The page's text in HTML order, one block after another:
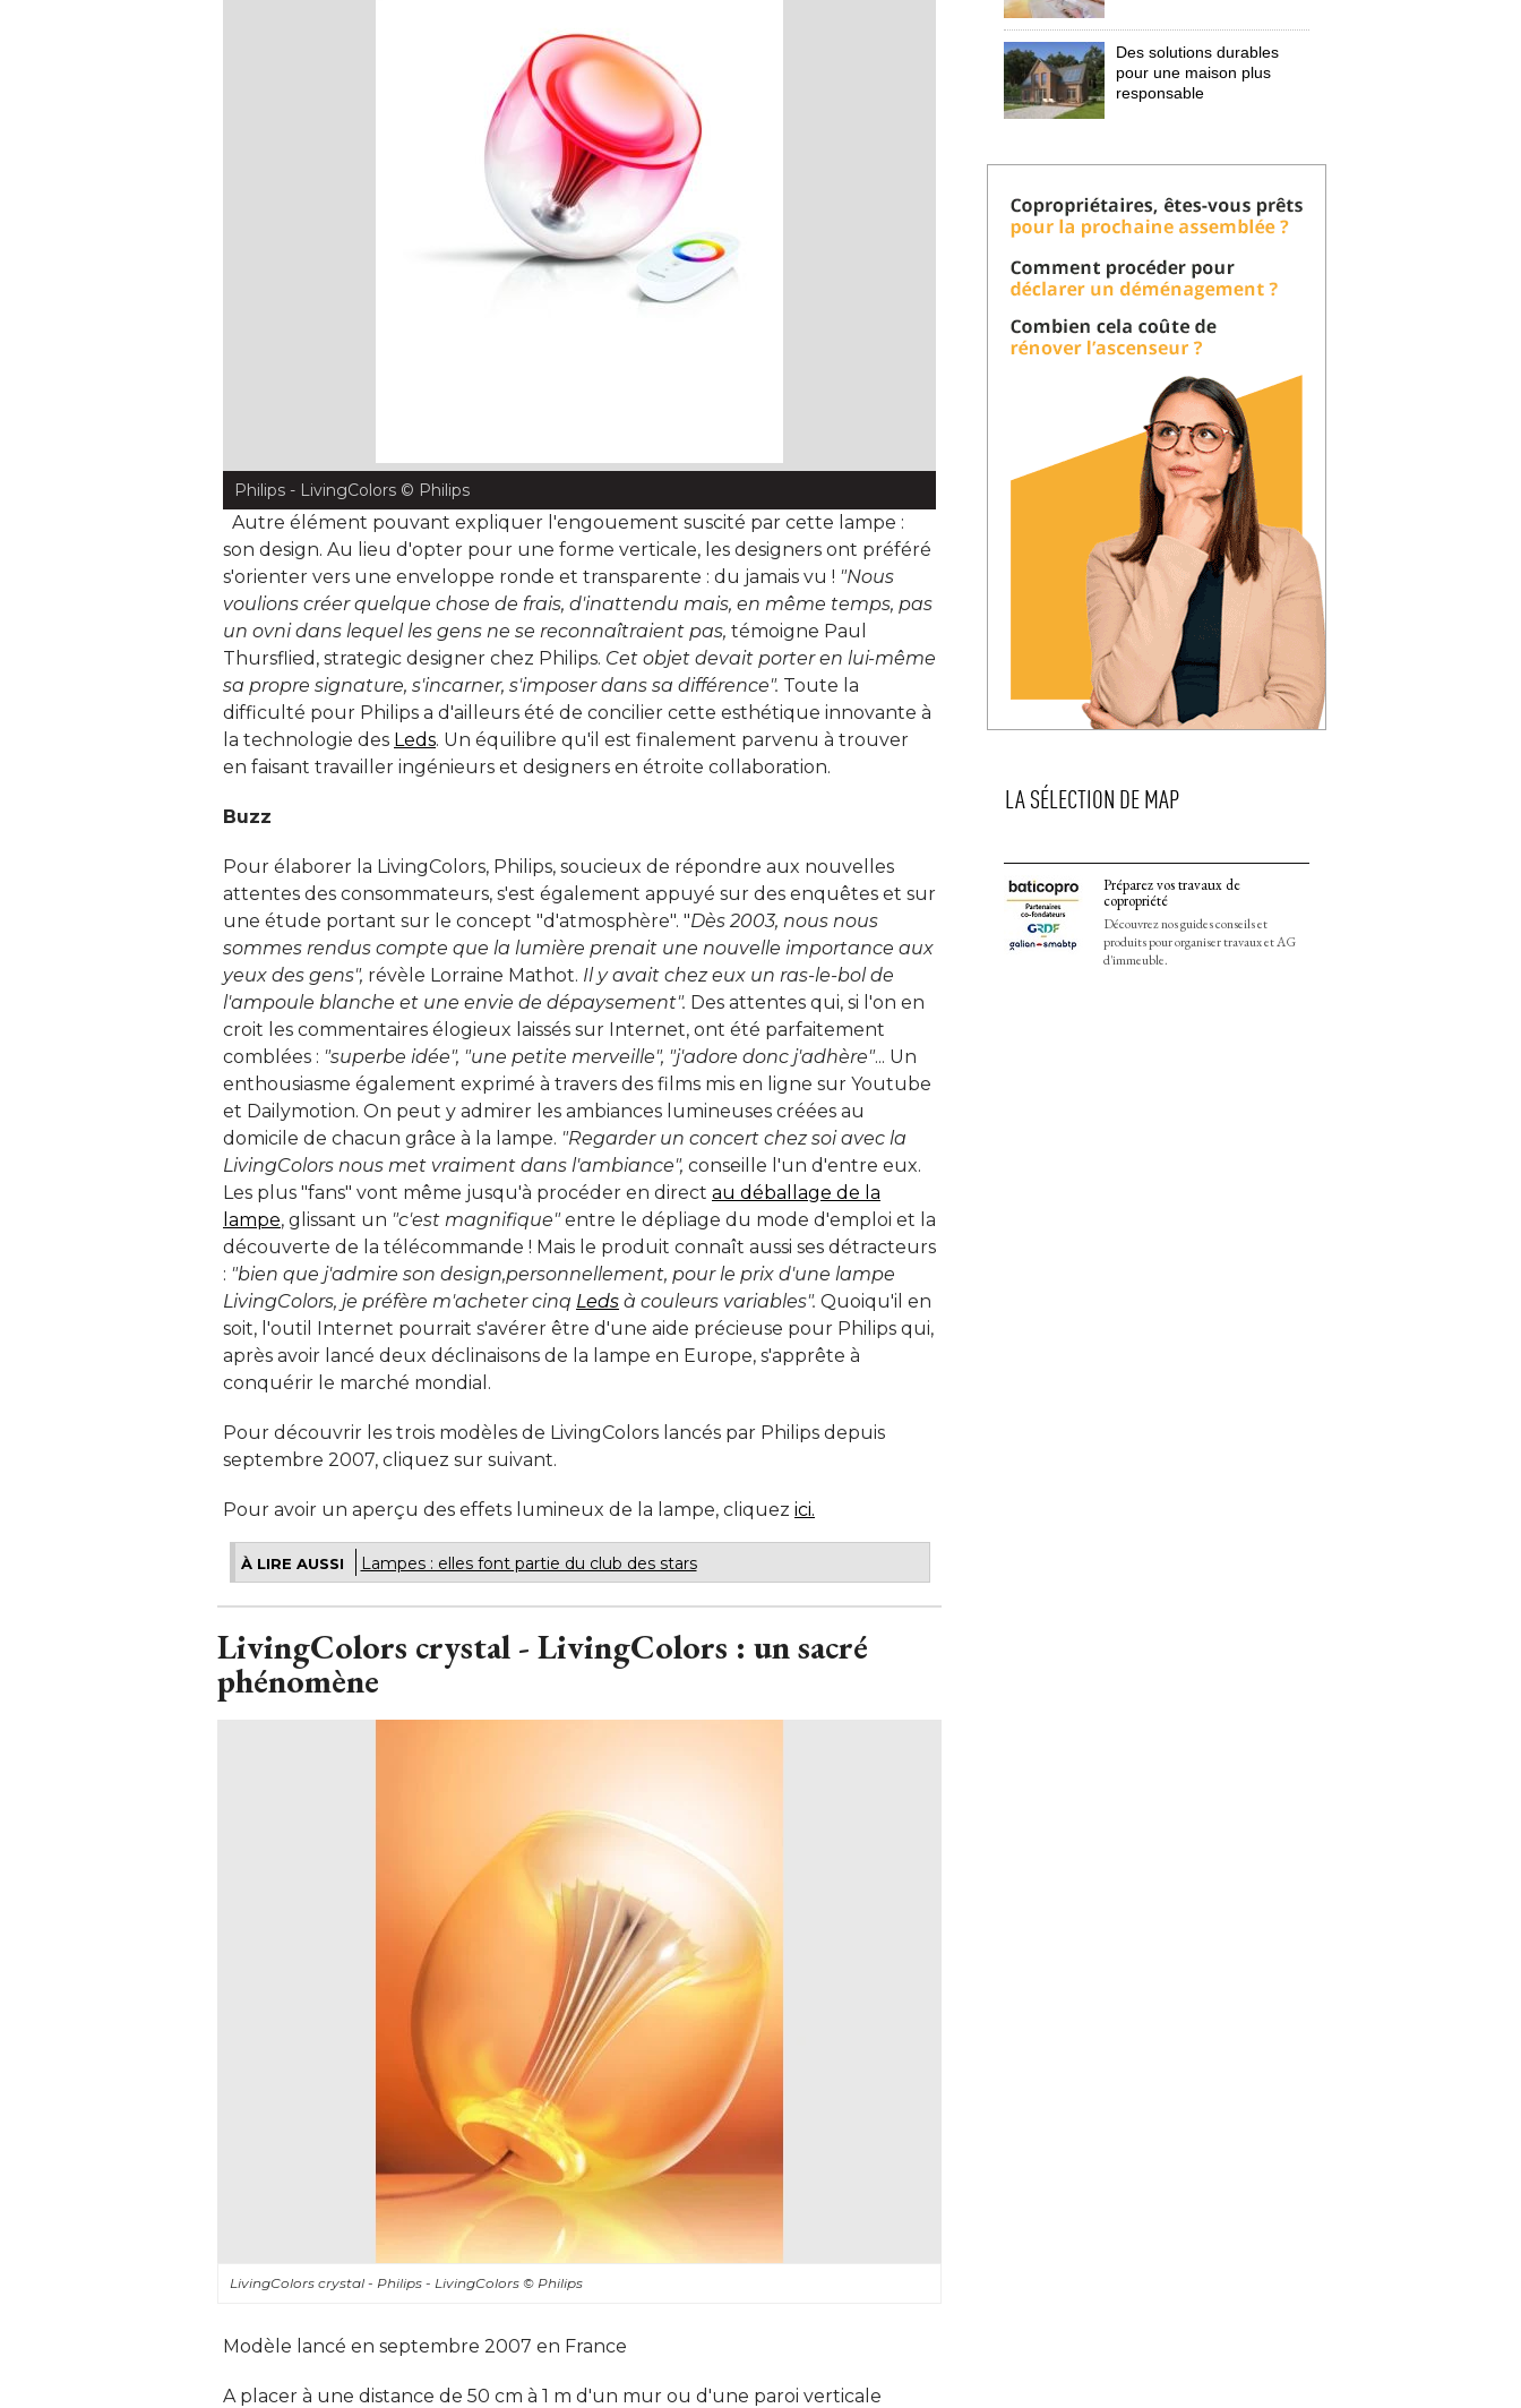
Philips - LivingColors © Philips
Autre élément pouvant expliquer l'engouement suscité par cette lampe :
son design. Au lieu d'opter pour une forme verticale, les designers ont préféré
s'orienter vers une enveloppe ronde et transparente : du jamais vu ! "Nous
voulions créer quelque chose de frais, d'inattendu mais, en même temps, pas
un ovni dans lequel les gens ne se reconnaîtraient pas, témoigne Paul
Thursflied, strategic designer chez Philips. Cet objet devait porter en lui-même
sa propre signature, s'incarner, s'imposer dans sa différence". Toute la
difficulté pour Philips a d'ailleurs été de concilier cette esthétique innovante à
la technologie des Leds. Un équilibre qu'il est finalement parvenu à trouver
en faisant travailler ingénieurs et designers en étroite collaboration.
Buzz
Pour élaborer la LivingColors, Philips, soucieux de répondre aux nouvelles
attentes des consommateurs, s'est également appuyé sur des enquêtes et sur
une étude portant sur le concept "d'atmosphère". "Dès 2003, nous nous
sommes rendus compte que la lumière prenait une nouvelle importance aux
yeux des gens", révèle Lorraine Mathot. Il y avait chez eux un ras-le-bol de
l'ampoule blanche et une envie de dépaysement". Des attentes qui, si l'on en
croit les commentaires élogieux laissés sur Internet, ont été parfaitement
comblées : "superbe idée", "une petite merveille", "j'adore donc j'adhère"... Un
enthousiasme également exprimé à travers des films mis en ligne sur Youtube
et Dailymotion. On peut y admirer les ambiances lumineuses créées au
domicile de chacun grâce à la lampe. "Regarder un concert chez soi avec la
LivingColors nous met vraiment dans l'ambiance", conseille l'un d'entre eux.
Les plus "fans" vont même jusqu'à procéder en direct au déballage de la
lampe, glissant un "c'est magnifique"entre le dépliage du mode d'emploi et la
découverte de la télécommande ! Mais le produit connaît aussi ses détracteurs
: "bien que j'admire son design,personnellement, pour le prix d'une lampe
LivingColors, je préfère m'acheter cinq Leds à couleurs variables". Quoiqu'il en
soit, l'outil Internet pourrait s'avérer être d'une aide précieuse pour Philips qui,
après avoir lancé deux déclinaisons de la lampe en Europe, s'apprête à
conquérir le marché mondial.
Pour découvrir les trois modèles de LivingColors lancés par Philips depuis
septembre 2007, cliquez sur suivant.
Pour avoir un aperçu des effets lumineux de la lampe, cliquez ici.
À LIRE AUSSI Lampes : elles font partie du club des stars
LivingColors crystal - LivingColors : un sacré
phénomène
LivingColors crystal - Philips - LivingColors© Philips
Modèle lancé en septembre 2007 en France
A placer à une distance de 50 cm à 1 m d'un mur ou d'une paroi verticale
Des solutions durables
pour une maison plus
responsable
LA SÉLECTION DE MAP
Préparez vos travaux de
copropriété
Découvrez nos guides conseils et
produits pour organiser travaux et AG
d'immeuble.